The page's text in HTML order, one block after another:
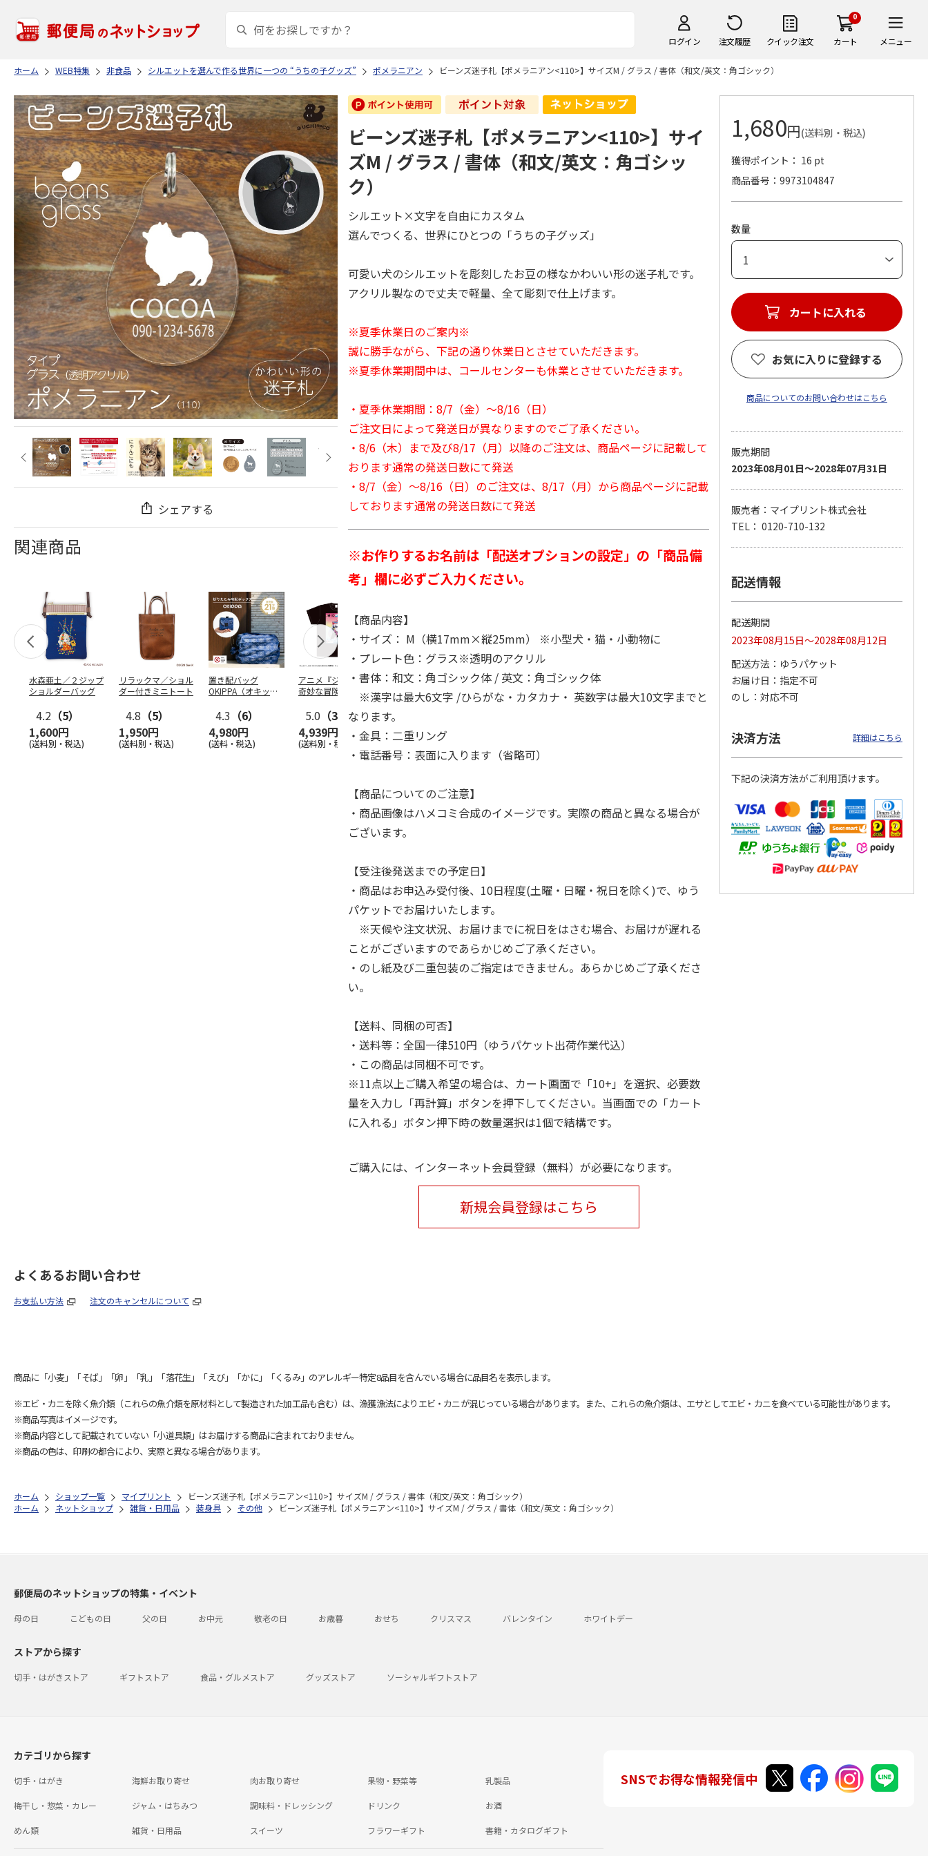
ログイン 注文履歴 クイック注文
0
カート メニュー
ホーム WEB特集 非食品 シルエットを選んで作る世界に一つの “うちの子グッズ” ポメラニアン ビーンズ迷子札【ポメラニアン<110>】サイズM / グラス / 書体（和文/英文：角ゴシック）
シェアする
関連商品
水森亜土／２ジップ
ショルダーバッグ
4.2 （5）
1,600円
(送料別・税込)
リラックマ／ショル
ダー付きミニトート
4.8 （5）
1,950円
(送料別・税込)
置き配バッグ
OKIPPA（オキッ
4.3 （6）
4,980円
(送料・税込)
アニメ『ジョジョの
奇妙な冒険 黄金の
…
5.0 （3）
4,939円
(送料別・税込)
コジコジ／ショルダ
ー付きバッグ
1,760円
(送料別・税込)
アニメ『ジョジョの
奇妙な冒険 黄金の
風』CITY POP…
『ジョジョの奇妙な
冒険 スターダスト
クルセイダース』
冒険 スターダスト
クルセイダース』
POSTIES オリジナ
ルTシャツ Sサイズ
3,080円
(送料別・税込)
3,300円
(送料別・税込)
ビーンズ迷子札【ポメラニアン<110>】サイ
ズM / グラス / 書体（和文/英文：角ゴシッ
ク）
シルエット×文字を自由にカスタム
選んでつくる、世界にひとつの「うちの子グッズ」
可愛い犬のシルエットを彫刻したお豆の様なかわいい形の迷子札です。
アクリル製なので丈夫で軽量、全て彫刻で仕上げます。
※夏季休業日のご案内※
誠に勝手ながら、下記の通り休業日とさせていただきます。
※夏季休業期間中は、コールセンターも休業とさせていただきます。
・夏季休業期間：8/7（金）～8/16（日）
ご注文日によって発送日が異なりますのでご了承ください。
・8/6（木）まで及び8/17（月）以降のご注文は、商品ページに記載して
おります通常の発送日数にて発送
・8/7（金）～8/16（日）のご注文は、8/17（月）から商品ページに記載
しております通常の発送日数にて発送
※お作りするお名前は「配送オプションの設定」の「商品備
考」欄に必ずご入力ください。
【商品内容】
・サイズ： M（横17mm×縦25mm） ※小型犬・猫・小動物に
・プレート色：グラス※透明のアクリル
・書体：和文：角ゴシック体 / 英文：角ゴシック体
※漢字は最大6文字 /ひらがな・カタカナ・ 英数字は最大10文字までと
なります。
・金具：二重リング
・電話番号：表面に入ります（省略可）
【商品についてのご注意】
・商品画像はハメコミ合成のイメージです。実際の商品と異なる場合が
ございます。
【受注後発送までの予定日】
・商品はお申込み受付後、10日程度(土曜・日曜・祝日を除く)で、ゆう
パケットでお届けいたします。
※天候や注文状況、お届けまでに祝日をはさむ場合、お届けが遅れる
ことがございますのであらかじめご了承ください。
・のし紙及び二重包装のご指定はできません。あらかじめご了承くださ
い。
【送料、同梱の可否】
・送料等：全国一律510円（ゆうパケット出荷作業代込）
・この商品は同梱不可です。
※11点以上ご購入希望の場合は、カート画面で「10+」を選択、必要数
量を入力し「再計算」ボタンを押下してください。当画面での「カート
に入れる」ボタン押下時の数量選択は1個で結構です。
ご購入には、インターネット会員登録（無料）が必要になります。
新規会員登録はこちら
1,680円(送料別・税込)
獲得ポイント： 16 pt
商品番号
9973104847
数量
カートに入れる
お気に入りに登録する
商品についてのお問い合わせはこちら
販売期間
2023年08月01日～2028年07月31日
販売者：マイプリント株式会社
TEL： 0120-710-132
配送情報
配送期間
2023年08月15日～2028年08月12日
配送方法
ゆうパケット
お届け日
指定不可
のし
対応不可
決済方法 詳細はこちら
下記の決済方法がご利用頂けます。
よくあるお問い合わせ
お支払い方法 注文のキャンセルについて
商品に「小麦」「そば」「卵」「乳」「落花生」「えび」「かに」「くるみ」のアレルギー特定8品目を含んでいる場合に品目名を表示します。
※エビ・カニを除く魚介類（これらの魚介類を原材料として製造された加工品も含む）は、漁獲漁法によりエビ・カニが混じっている場合があります。また、これらの魚介類は、エサとしてエビ・カニを食べている可能性があります。
※商品写真はイメージです。
※商品内容として記載されていない「小道具類」はお届けする商品に含まれておりません。
※商品の色は、印刷の都合により、実際と異なる場合があります。
ホーム ショップ一覧 マイプリント
ビーンズ迷子札【ポメラニアン<110>】サイズM / グラス / 書体（和文/英文：角ゴシック）
ホーム
ネットショップ 雑貨・日用品 装身具 その他 ビーンズ迷子札【ポメラニアン<110>】サイズM / グラス / 書体（和文/英文：角ゴシック）
郵便局のネットショップの特集・イベント
母の日 こどもの日 父の日 お中元 敬老の日 お歳暮 おせち クリスマス バレンタイン ホワイトデー
ストアから探す
切手・はがきストア ギフトストア 食品・グルメストア グッズストア ソーシャルギフトストア
カテゴリから探す
切手・はがき 海鮮お取り寄せ 肉お取り寄せ 果物・野菜等 乳製品
梅干し・惣菜・カレー ジャム・はちみつ 調味料・ドレッシング ドリンク お酒
めん類 雑貨・日用品 スイーツ フラワーギフト 書籍・カタログギフト
SNSでお得な情報発信中